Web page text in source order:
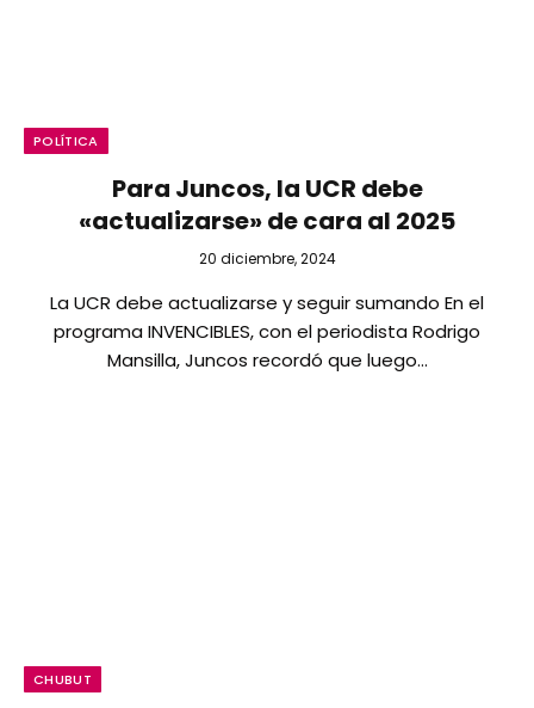
POLÍTICA
Para Juncos, la UCR debe
«actualizarse» de cara al 2025
20 diciembre, 2024
La UCR debe actualizarse y seguir sumando En el
programa INVENCIBLES, con el periodista Rodrigo
Mansilla, Juncos recordó que luego…
CHUBUT